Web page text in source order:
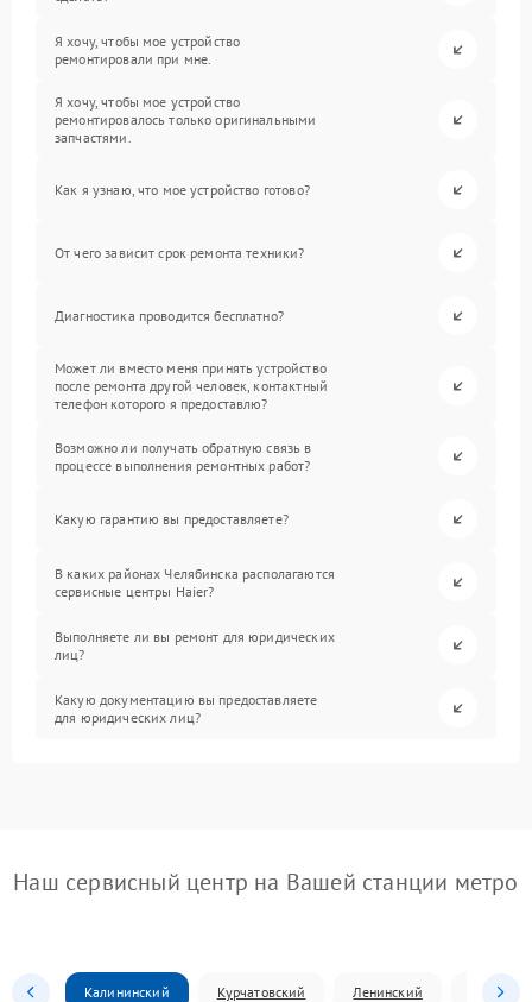
Я хочу, чтобы мое устройство
ремонтировали при мне.
Я хочу, чтобы мое устройство
ремонтировалось только оригинальными
запчастями.
Как я узнаю, что мое устройство готово?
От чего зависит срок ремонта техники?
Диагностика проводится бесплатно?
Может ли вместо меня принять устройство
после ремонта другой человек, контактный
телефон которого я предоставлю?
Возможно ли получать обратную связь в
процессе выполнения ремонтных работ?
Какую гарантию вы предоставляете?
В каких районах Челябинска располагаются
сервисные центры Haier?
Выполняете ли вы ремонт для юридических
лиц?
Какую документацию вы предоставляете
для юридических лиц?
Наш сервисный центр на Вашей станции метро
Калининский Курчатовский Ленинский